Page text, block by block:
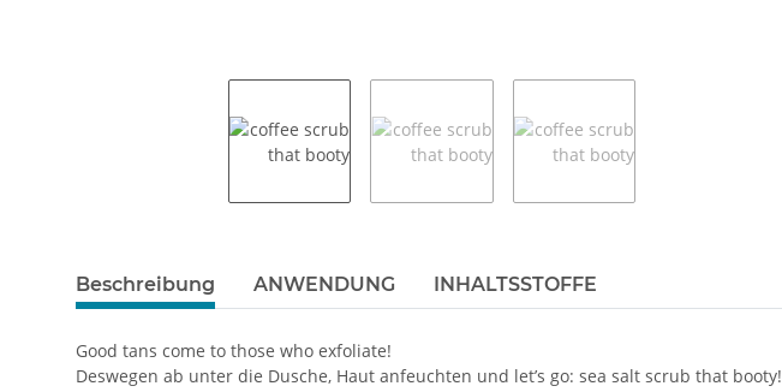
weitere Registerkarten anzeigen
Beschreibung ANWENDUNG INHALTSSTOFFE
Good tans come to those who exfoliate!
Deswegen ab unter die Dusche, Haut anfeuchten und let’s go: sea salt scrub that booty!